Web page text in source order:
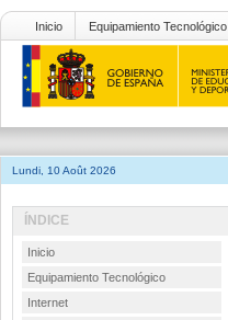
Inicio Equipamiento Tecnológico
Lundi, 10 Août 2026
ÍNDICE
Inicio
Equipamiento Tecnológico
Internet